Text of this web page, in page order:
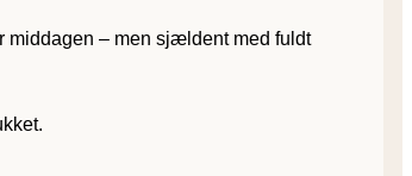
middagen – men sjældent med fuldt